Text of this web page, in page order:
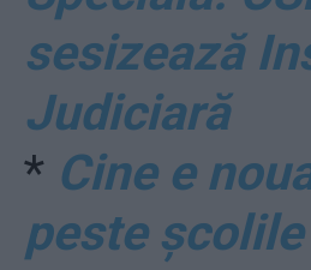
sesizează
Judiciară
* Cine e
peste